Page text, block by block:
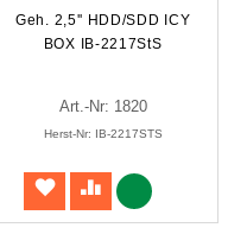
Geh. 2,5'' HDD/SDD ICY
BOX IB-2217StS
Art.-Nr: 1820
Herst-Nr: IB-2217STS